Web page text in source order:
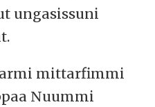
ungasissuni
mittarfimmi
Nuummi